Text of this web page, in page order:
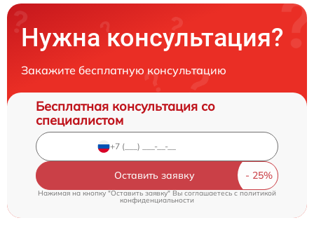
Нужна консультация?
Закажите бесплатную консультацию
Бесплатная консультация со
специалистом
Оставить заявку
Нажимая на кнопку "Оставить заявку" Вы соглашаетесь cполитикой
конфиденциальности